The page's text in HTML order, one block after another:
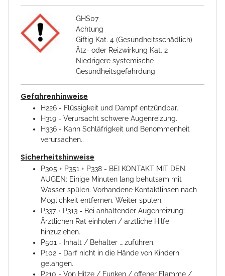
GHS07
Achtung
Giftig Kat. 4 (Gesundheitsschädlich)
Ätz- oder Reizwirkung Kat. 2
Niedrigere systemische
Gesundheitsgefährdung
Gefahrenhinweise
H226 - Flüssigkeit und Dampf entzündbar.
H319 - Verursacht schwere Augenreizung.
H336 - Kann Schläfrigkeit und Benommenheit
verursachen..
Sicherheitshinweise
P305 + P351 + P338 - BEI KONTAKT MIT DEN
AUGEN: Einige Minuten lang behutsam mit
Wasser spülen. Vorhandene Kontaktlinsen nach
Möglichkeit entfernen. Weiter spülen.
P337 + P313 - Bei anhaltender Augenreizung:
Ärztlichen Rat einholen / ärztliche Hilfe
hinzuziehen.
P501 - Inhalt / Behälter … zuführen.
P102 - Darf nicht in die Hände von Kindern
gelangen.
P210 - Von Hitze / Funken / offener Flamme /